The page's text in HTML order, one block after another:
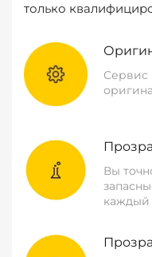
только
Сервис
Вы
каждый